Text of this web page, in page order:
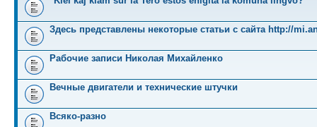
Здесь представлены некоторые статьи с сайта http://
Рабочие записи Николая Михайленко
Вечные двигатели и технические штучки
Всяко-разно